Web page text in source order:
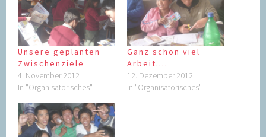
Unsere geplanten
Zwischenziele
4. November 2012
In "Organisatorisches"
Ganz schön viel
Arbeit….
12. Dezember 2012
In "Organisatorisches"